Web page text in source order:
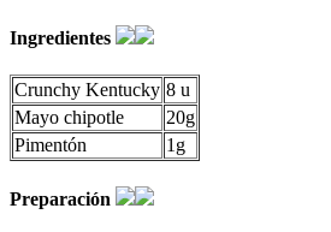
Ingredientes
Crunchy Kentucky 8 u
Mayo chipotle
20g
Pimentón
1g
Preparación